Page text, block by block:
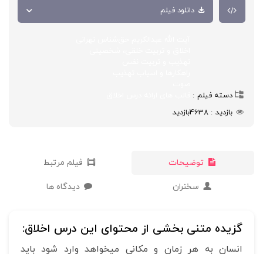
دانلود فیلم
دسته فیلم
بازدید
4638بازدید
توضیحات فیلم مرتبط
سخنران دیدگاه ها
گزیده متنی بخشی از محتوای این درس اخلاق:
انسان به هر زمان و مکانی میخواهد وارد شود باید